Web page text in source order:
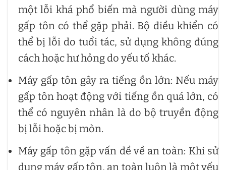
một lỗi khá phổ biến mà người dùng máy
gấp tôn có thể gặp phải. Bộ điều khiển có
thể bị lỗi do tuổi tác, sử dụng không đúng
cách hoặc hư hỏng do yếu tố khác.
Máy gấp tôn gây ra tiếng ồn lớn: Nếu máy
gấp tôn hoạt động với tiếng ồn quá lớn, có
thể có nguyên nhân là do bộ truyền động
bị lỗi hoặc bị mòn.
Máy gấp tôn gặp vấn đề về an toàn: Khi sử
dụng máy gấp tôn, an toàn luôn là một yếu